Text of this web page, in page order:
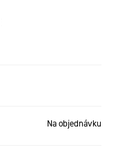
Na objednávku